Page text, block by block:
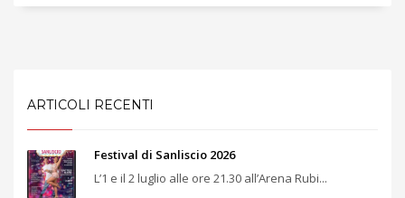
ARTICOLI RECENTI
Festival di Sanliscio 2026
L’1 e il 2 luglio alle ore 21.30 all’Arena Rubi...